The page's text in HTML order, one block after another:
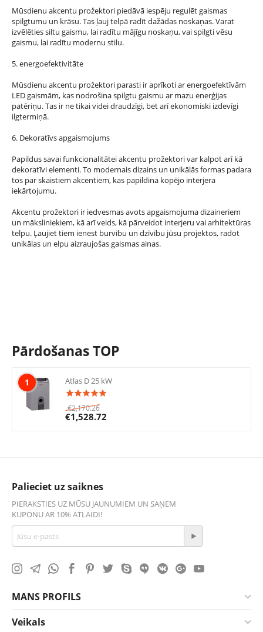
Mūsdienu akcentu prožektori piedāvā iespēju regulēt gaismas
spilgtumu un krāsu. Tas ļauj telpā radīt dažādas noskaņas. Varat
izvēlēties siltu gaismu, lai radītu mājīgu noskaņu, vai spilgti vēsu
gaismu, lai radītu modernu stilu.
5. energoefektivitāte
Mūsdienu akcentu prožektori parasti ir aprīkoti ar energoefektīvām
LED gaismām, kas nodrošina spilgtu gaismu ar mazu enerģijas
patēriņu. Tas ir ne tikai videi draudzīgi, bet arī ekonomiski izdevīgi
ilgtermiņā.
6. Dekoratīvs apgaismojums
Papildus savai funkcionalitātei akcentu prožektori var kalpot arī kā
dekoratīvi elementi. To modernais dizains un unikālās formas padara
tos par skaistiem akcentiem, kas papildina kopējo interjera
iekārtojumu.
Akcentu prožektori ir iedvesmas avots apgaismojuma dizaineriem
un māksliniekiem, kā arī veids, kā pārveidot interjeru vai arhitektūras
telpu. Ļaujiet tiem ienest burvību un dzīvību jūsu projektos, radot
unikālas un elpu aizraujošas gaismas ainas.
Pārdošanas TOP
1 Atlas D 25 kW
€2,170.26
€1,528.72
Palieciet uz saiknes
PIERAKSTIES UZ MŪSU JAUNUMIEM UN SAŅEM
KUPONU AR 10% ATLAIDI!
MANS PROFILS
Veikals